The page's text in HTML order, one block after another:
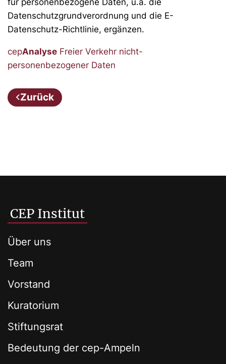
Datenschutzgrundverordnung und die E-
Datenschutz-Richtlinie, ergänzen.
cepAnalyseFreier Verkehr nicht-
personenbezogener Daten
Zurück
CEP Institut
Über uns
Team
Vorstand
Kuratorium
Stiftungsrat
Bedeutung der cep-Ampeln